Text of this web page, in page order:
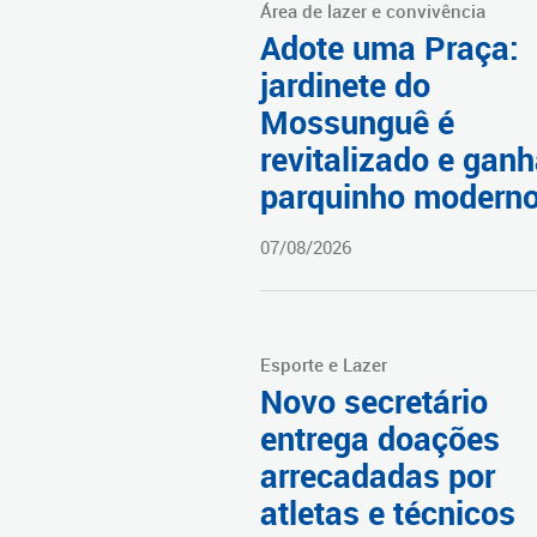
Área de lazer e convivência
Adote uma Praça:
jardinete do
Mossunguê é
revitalizado e
parquinho
07/08/2026
Esporte e Lazer
Novo secretário
entrega doações
arrecadadas por
atletas e técnicos